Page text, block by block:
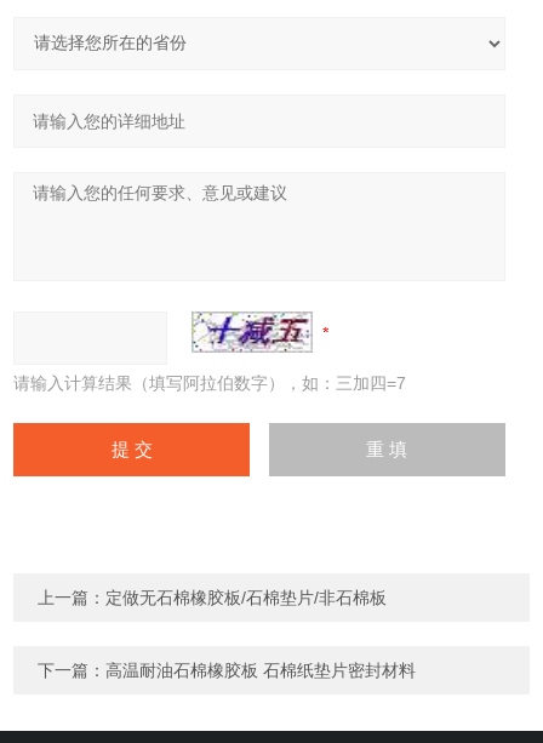
请输入计算结果（填写阿拉伯数字），如：三加四=7
上一篇： 定做无石棉橡胶板/石棉垫片/非石棉板
下一篇：高温耐油石棉橡胶板 石棉纸垫片密封材料